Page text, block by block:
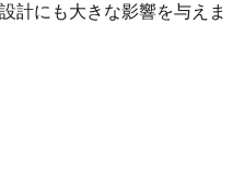
計にも大きな影響を与えま